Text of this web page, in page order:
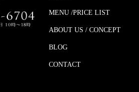
MENU /PRICE LIST
ABOUT US / CONCEPT
BLOG
CONTACT